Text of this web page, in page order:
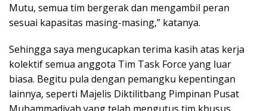
Mutu, semua tim bergerak dan mengambil peran
sesuai kapasitas masing-masing,” katanya.
Sehingga saya mengucapkan terima kasih atas kerja
kolektif semua anggota Tim Task Force yang luar
biasa. Begitu pula dengan pemangku kepentingan
lainnya, seperti Majelis Diktilitbang Pimpinan Pusat
Muhammadiyah yang telah mengutus tim khusus